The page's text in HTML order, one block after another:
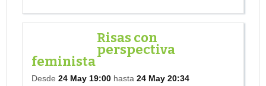
Risas con
perspectiva
feminista
Desde 24 May 19:00 hasta 24 May 20:34